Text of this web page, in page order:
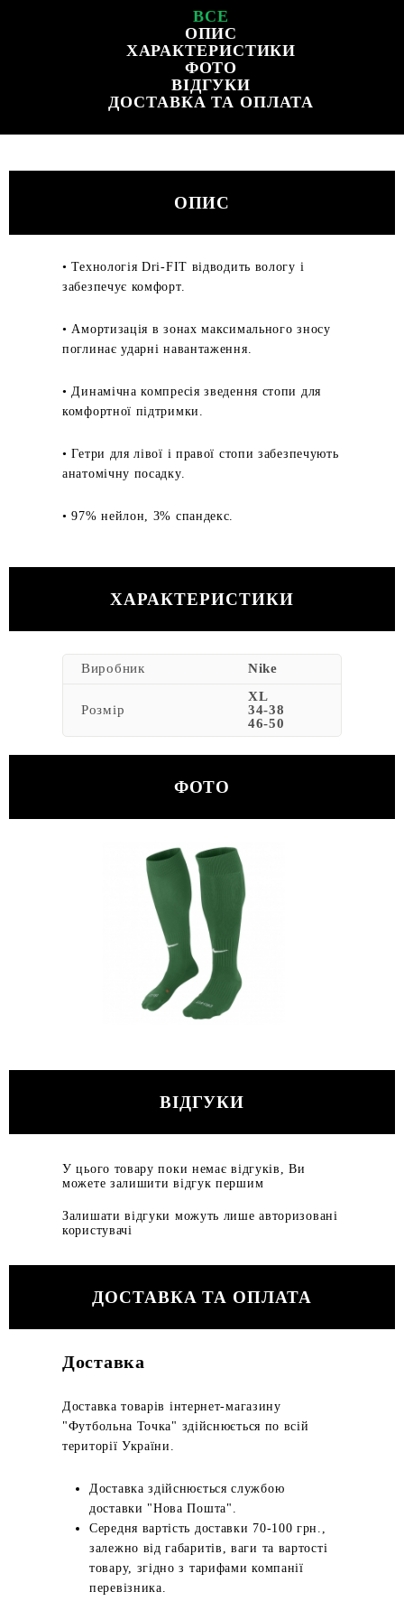
ВСЕ
ОПИС
ХАРАКТЕРИСТИКИ
ФОТО
ВІДГУКИ
ДОСТАВКА ТА ОПЛАТА
ОПИС
• Технологія Dri-FIT відводить вологу і
забезпечує комфорт.
• Амортизація в зонах максимального зносу
поглинає ударні навантаження.
• Динамічна компресія зведення стопи для
комфортної підтримки.
• Гетри для лівої і правої стопи забезпечують
анатомічну посадку.
• 97% нейлон, 3% спандекс.
ХАРАКТЕРИСТИКИ
Виробник Nike
Розмір
XL
34-38
46-50
ФОТО
ВІДГУКИ
У цього товару поки немає відгуків, Ви
можете залишити відгук першим
Залишати відгуки можуть лише авторизовані
користувачі
ДОСТАВКА ТА ОПЛАТА
Доставка
Доставка товарів інтернет-магазину
"Футбольна Точка" здійснюється по всій
території України.
Доставка здійснюється службою
доставки "Нова Пошта".
Середня вартість доставки 70-100 грн.,
залежно від габаритів, ваги та вартості
товару, згідно з тарифами компанії
перевізника.